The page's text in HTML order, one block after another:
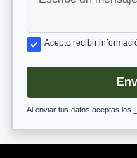
Acepto recibir
Al enviar tus datos aceptas los